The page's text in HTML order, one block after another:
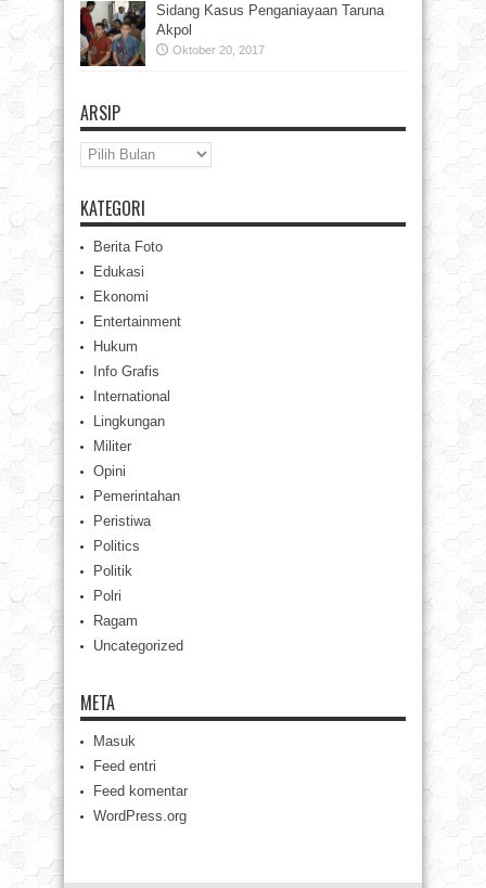
Sidang Kasus Penganiayaan Taruna
Akpol
Oktober 20, 2017
ARSIP
Arsip
KATEGORI
Berita Foto
Edukasi
Ekonomi
Entertainment
Hukum
Info Grafis
International
Lingkungan
Militer
Opini
Pemerintahan
Peristiwa
Politics
Politik
Polri
Ragam
Uncategorized
META
Masuk
Feed entri
Feed komentar
WordPress.org